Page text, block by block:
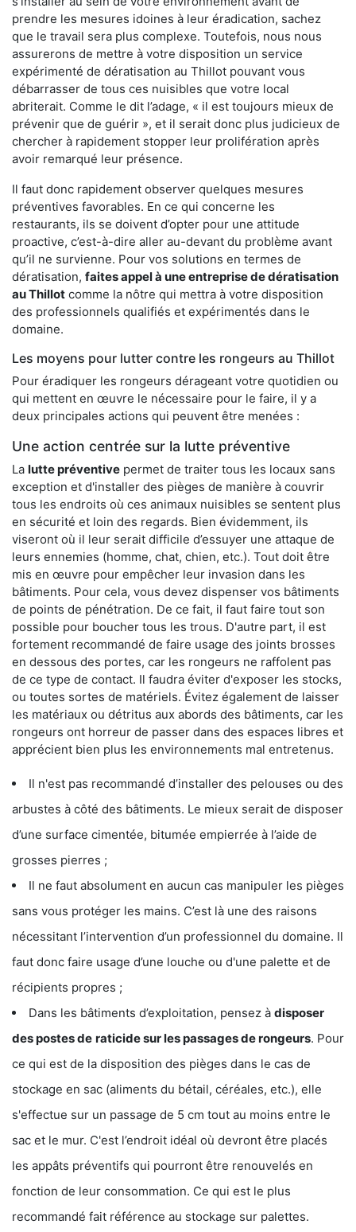
prendre les mesures idoines à leur éradication, sachez
que le travail sera plus complexe. Toutefois, nous nous
assurerons de mettre à votre disposition un service
expérimenté de dératisation au Thillot pouvant vous
débarrasser de tous ces nuisibles que votre local
abriterait. Comme le dit l’adage, « il est toujours mieux de
prévenir que de guérir », et il serait donc plus judicieux de
chercher à rapidement stopper leur prolifération après
avoir remarqué leur présence.
Il faut donc rapidement observer quelques mesures
préventives favorables. En ce qui concerne les
restaurants, ils se doivent d’opter pour une attitude
proactive, c’est-à-dire aller au-devant du problème avant
qu’il ne survienne. Pour vos solutions en termes de
dératisation, faites appel à une entreprise de dératisation
au Thillot comme la nôtre qui mettra à votre disposition
des professionnels qualifiés et expérimentés dans le
domaine.
Les moyens pour lutter contre les rongeurs au Thillot
Pour éradiquer les rongeurs dérageant votre quotidien ou
qui mettent en œuvre le nécessaire pour le faire, il y a
deux principales actions qui peuvent être menées :
Une action centrée sur la lutte préventive
La lutte préventive permet de traiter tous les locaux sans
exception et d'installer des pièges de manière à couvrir
tous les endroits où ces animaux nuisibles se sentent plus
en sécurité et loin des regards. Bien évidemment, ils
viseront où il leur serait difficile d’essuyer une attaque de
leurs ennemies (homme, chat, chien, etc.). Tout doit être
mis en œuvre pour empêcher leur invasion dans les
bâtiments. Pour cela, vous devez dispenser vos bâtiments
de points de pénétration. De ce fait, il faut faire tout son
possible pour boucher tous les trous. D'autre part, il est
fortement recommandé de faire usage des joints brosses
en dessous des portes, car les rongeurs ne raffolent pas
de ce type de contact. Il faudra éviter d'exposer les stocks,
ou toutes sortes de matériels. Évitez également de laisser
les matériaux ou détritus aux abords des bâtiments, car les
rongeurs ont horreur de passer dans des espaces libres et
apprécient bien plus les environnements mal entretenus.
Il n'est pas recommandé d’installer des pelouses ou des
arbustes à côté des bâtiments. Le mieux serait de disposer
d’une surface cimentée, bitumée empierrée à l’aide de
grosses pierres ;
Il ne faut absolument en aucun cas manipuler les pièges
sans vous protéger les mains. C’est là une des raisons
nécessitant l’intervention d’un professionnel du domaine. Il
faut donc faire usage d’une louche ou d'une palette et de
récipients propres ;
Dans les bâtiments d’exploitation, pensez à disposer
des postes de raticide sur les passages de rongeurs. Pour
ce qui est de la disposition des pièges dans le cas de
stockage en sac (aliments du bétail, céréales, etc.), elle
s'effectue sur un passage de 5 cm tout au moins entre le
sac et le mur. C'est l’endroit idéal où devront être placés
les appâts préventifs qui pourront être renouvelés en
fonction de leur consommation. Ce qui est le plus
recommandé fait référence au stockage sur palettes.